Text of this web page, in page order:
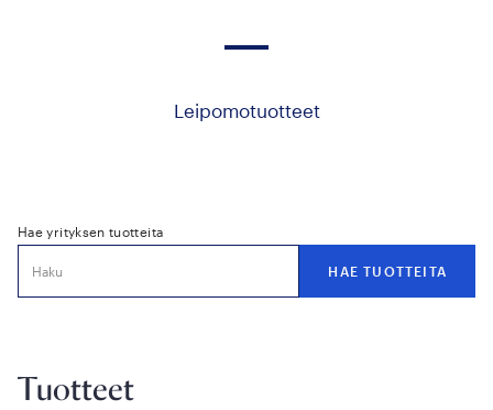
Leipomotuotteet
Hae yrityksen tuotteita
Tuotteet